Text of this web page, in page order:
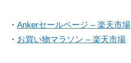
・ Ankerセールページ – 楽天市場
・ お買い物マラソン – 楽天市場